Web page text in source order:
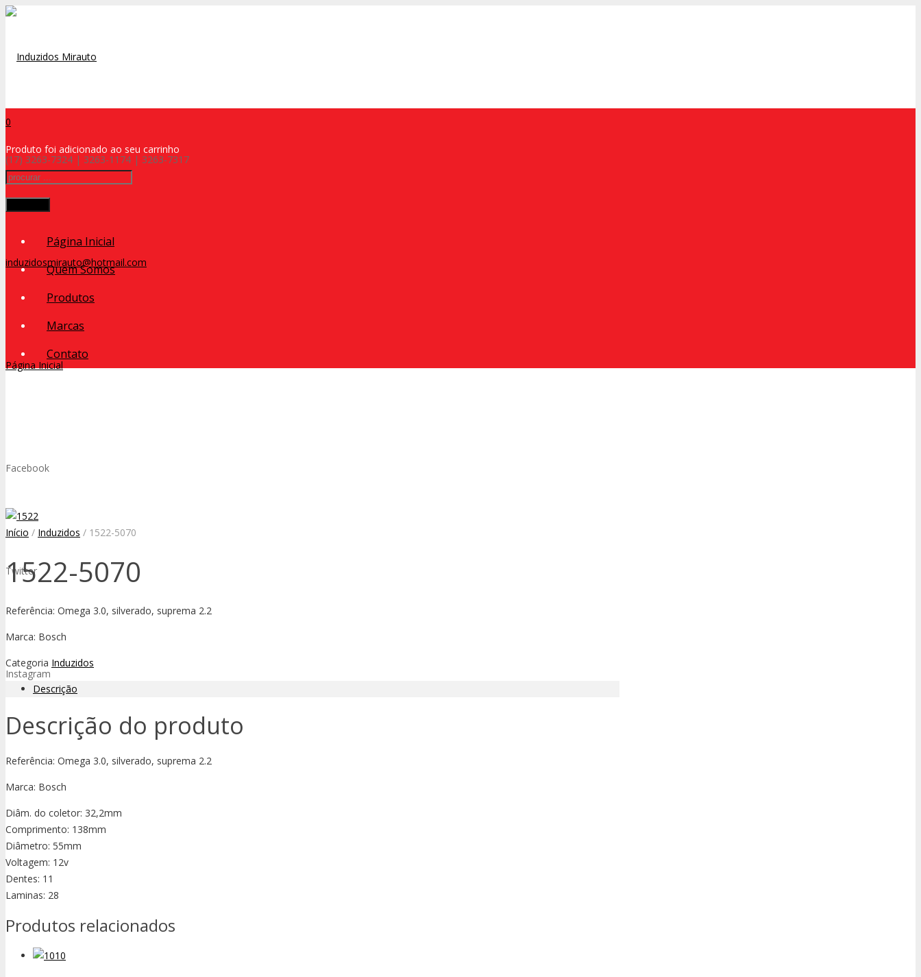
(17) 3263-7324 | 3263-1174 | 3263-7317
induzidosmirauto@hotmail.com
Página Inicial
Facebook
Twitter
Instagram
0
Produto foi adicionado ao seu carrinho
Página Inicial
Quem Somos
Produtos
Marcas
Contato
Início / Induzidos / 1522-5070
1522-5070
Referência: Omega 3.0, silverado, suprema 2.2
Marca: Bosch
Categoria Induzidos
Descrição
Descrição do produto
Referência: Omega 3.0, silverado, suprema 2.2
Marca: Bosch
Diâm. do coletor: 32,2mm
Comprimento: 138mm
Diâmetro: 55mm
Voltagem: 12v
Dentes: 11
Laminas: 28
Produtos relacionados